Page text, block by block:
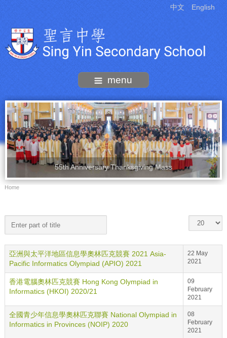
中文 English
menu
55th Anniversary Thanksgiving Mass
Home
亞洲與太平洋地區信息學奧林匹克競賽 2021 Asia-
Pacific Informatics Olympiad (APIO) 2021
22 May
2021
香港電腦奧林匹克競賽 Hong Kong Olympiad in
Informatics (HKOI) 2020/21
09
February
2021
全國青少年信息學奧林匹克聯賽 National Olympiad in
Informatics in Provinces (NOIP) 2020
08
February
2021